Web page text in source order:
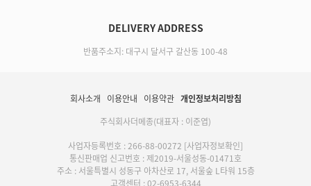
DELIVERY ADDRESS
반품주소지: 대구시 달서구 갈산동 100-48
회사소개 이용안내 이용약관 개인정보처리방침
주식회사더메종(대표자 : 이준엽)
사업자등록번호 : 266-88-00272 [사업자정보확인]
통신판매업 신고번호 : 제2019-서울성동-01471호
주소 : 서울특별시 성동구 아차산로 17, 서울숲 L타워 15층
고객센터 : 02-6953-6344